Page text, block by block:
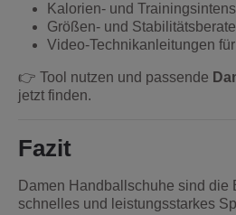
Kalorien- und
Größen- und
Video-Technikanleitungen für
👉 Tool nutzen und passende
jetzt finden.
Fazit
Damen Handballschuhe sind die
schnelles und leistungsstarkes